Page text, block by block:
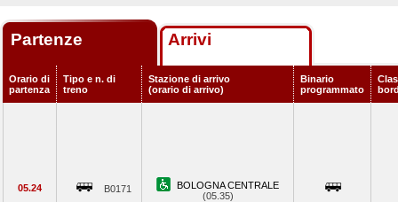
Partenze Arrivi
Orario di
partenza
Tipo e n. di
treno
Stazione di arrivo
(orario di arrivo)
Binario
programmato
05.24 B0171
BOLOGNA CENTRALE
(05.35)